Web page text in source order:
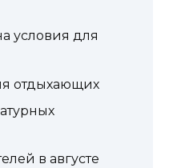
условия для
отдыхающих
в августе